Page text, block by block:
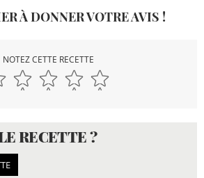
À DONNER VOTRE AVIS !
NOTEZ CETTE RECETTE
RECETTE ?